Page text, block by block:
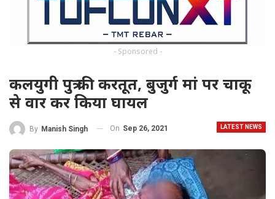
- Sponsored -
कलयुगी पुत्र की करतूत, बुजुर्ग मां पर चाकू
से वार कर किया घायल
LATEST NEWS
By Manish Singh On Sep 26, 2021